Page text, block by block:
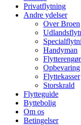
Privatflytning
Andre ydelser
Over Broen
Handyman
Opbevaring
Flyttekasser
Storskrald
Flytteguide
Byttebolig
Om os
Betingelser